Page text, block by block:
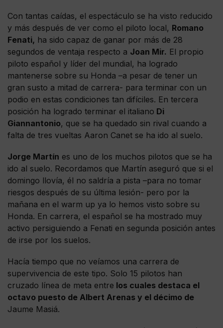
Con tantas caídas, el espectáculo se ha visto reducido
y más después de ver como el piloto local, Romano
Fenati, ha sido capaz de ganar por más de 28
segundos de ventaja respecto a Joan Mir. El propio
piloto español y líder del mundial, ha logrado
mantenerse sobre su Honda –a pesar de tener un
gran susto a mitad de carrera- para terminar con un
podio en estas condiciones tan difíciles. En tercera
posición ha logrado terminar el italiano Di
Giannantonio, que se ha quedado sin rival cuando a
falta de tres vueltas Aaron Canet se ha ido al suelo.
Jorge Martín es uno de los muchos pilotos que se ha
ido al suelo. Recordamos que Martín aseguró que si el
domingo llovía, él no saldría a pista –para no tomar
riesgos después de su última lesión- pero por la
mañana en el warm up ya lo hemos visto sobre su
Honda. En carrera, el español se ha mostrado muy
activo persiguiendo a Fenati en segunda posición antes
de irse por los suelos.
Hacía tiempo que no veíamos una carrera de
supervivencia de este tipo. Solo 15 pilotos han
cruzado línea de meta entre los cuales destaca el
octavo puesto de Albert Arenas y el décimo de
Jaume Masiá.